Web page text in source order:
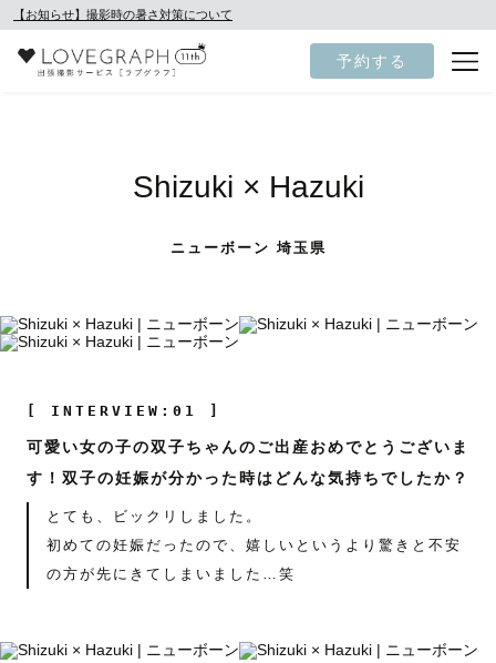
【お知らせ】撮影時の暑さ対策について
予約する
Shizuki × Hazuki
ニューボーン 埼玉県
[ INTERVIEW:01 ]
可愛い女の子の双子ちゃんのご出産おめでとうございま
す！双子の妊娠が分かった時はどんな気持ちでしたか？
とても、ビックリしました。
初めての妊娠だったので、嬉しいというより驚きと不安
の方が先にきてしまいました…笑